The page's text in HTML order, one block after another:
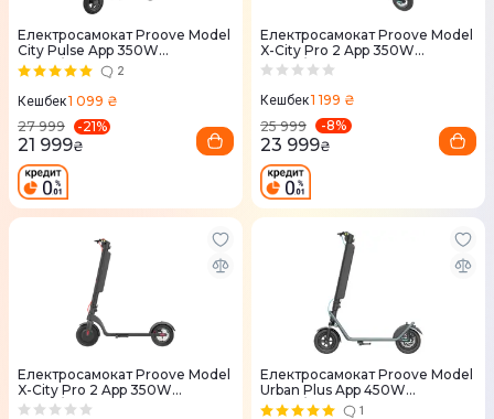
Електросамокат Proove Model
City Pulse App 350W
(Black/Blue)
2
Кешбек1 099 ₴
27 999
-21%
21 999₴
Електросамокат Proove Model
X-City Pro 2 App 350W
(Black/Blue)
Кешбек1 199 ₴
25 999
-8%
23 999₴
Електросамокат Proove Model
X-City Pro 2 App 350W
(Black/Red)
Електросамокат Proove Model
Urban Plus App 450W
(Black/Blue)
1